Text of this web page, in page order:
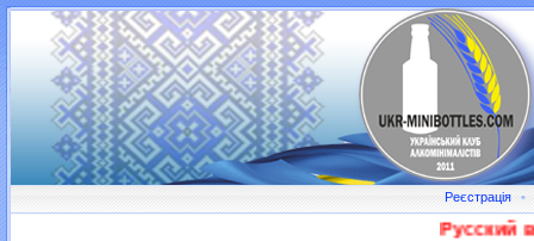
Реєстрація •
Русский